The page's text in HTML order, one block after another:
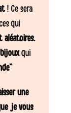
! Ce sera
qui
aléatoires.
bijouxqui
une
je vous